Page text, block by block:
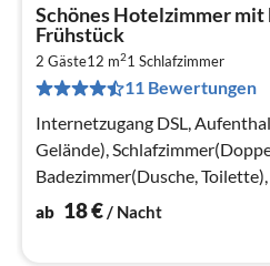
Schönes Hotelzimmer
Frühstück
2 Gäste12 m21 Schlafzimmer
11 Bewertungen
Internetzugang DSL,
Gelände),
Badezimmer(Dusche,
Fernsehsender)
ab 18€/ Nacht